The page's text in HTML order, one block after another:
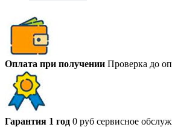
Оплата при получении Проверка до
Гарантия 1 год 0 руб сервисное